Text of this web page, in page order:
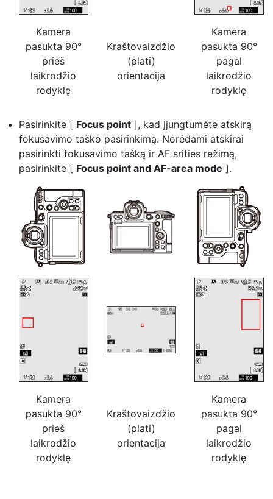
Kamera
pasukta 90°
prieš
laikrodžio
rodyklę
Kraštovaizdžio
(plati)
orientacija
Kamera
pasukta 90°
pagal
laikrodžio
rodyklę
Pasirinkite [ Focus point ], kad įjungtumėte atskirą
fokusavimo taško pasirinkimą. Norėdami atskirai
pasirinkti fokusavimo tašką ir AF srities režimą,
pasirinkite [ Focus point and AF-area mode ].
Kamera
pasukta 90°
prieš
laikrodžio
rodyklę
Kraštovaizdžio
(plati)
orientacija
Kamera
pasukta 90°
pagal
laikrodžio
rodyklę